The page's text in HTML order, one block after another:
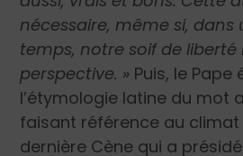
nécessaire, même si, dans
temps, notre soif de liberté
perspective. » Puis, le Pape
l’étymologie latine du mot
faisant référence au climat
dernière Cène qui a